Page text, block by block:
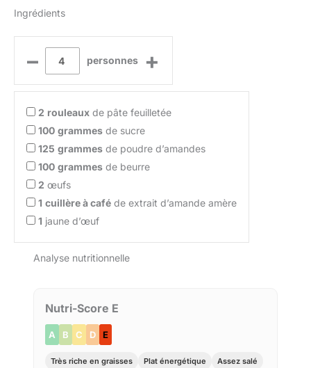
Ingrédients
– personnes +
2 rouleaux de pâte feuilletée
100 grammes de sucre
125 grammes de poudre d’amandes
100 grammes de beurre
2 œufs
1 cuillère à café de extrait d’amande amère
1 jaune d’œuf
Analyse nutritionnelle
Nutri-Score E
A B C D E
Très riche en graisses Plat énergétique Assez salé